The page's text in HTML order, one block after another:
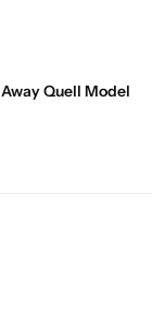
Away Quell Model